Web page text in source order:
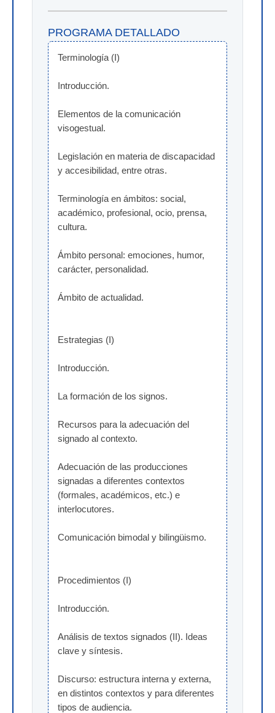
PROGRAMA DETALLADO
Terminología (I)
Introducción.
Elementos de la comunicación
visogestual.
Legislación en materia de discapacidad
y accesibilidad, entre otras.
Terminología en ámbitos: social,
académico, profesional, ocio, prensa,
cultura.
Ámbito personal: emociones, humor,
carácter, personalidad.
Ámbito de actualidad.
Estrategias (I)
Introducción.
La formación de los signos.
Recursos para la adecuación del
signado al contexto.
Adecuación de las producciones
signadas a diferentes contextos
(formales, académicos, etc.) e
interlocutores.
Comunicación bimodal y bilingüismo.
Procedimientos (I)
Introducción.
Análisis de textos signados (II). Ideas
clave y síntesis.
Discurso: estructura interna y externa,
en distintos contextos y para diferentes
tipos de audiencia.